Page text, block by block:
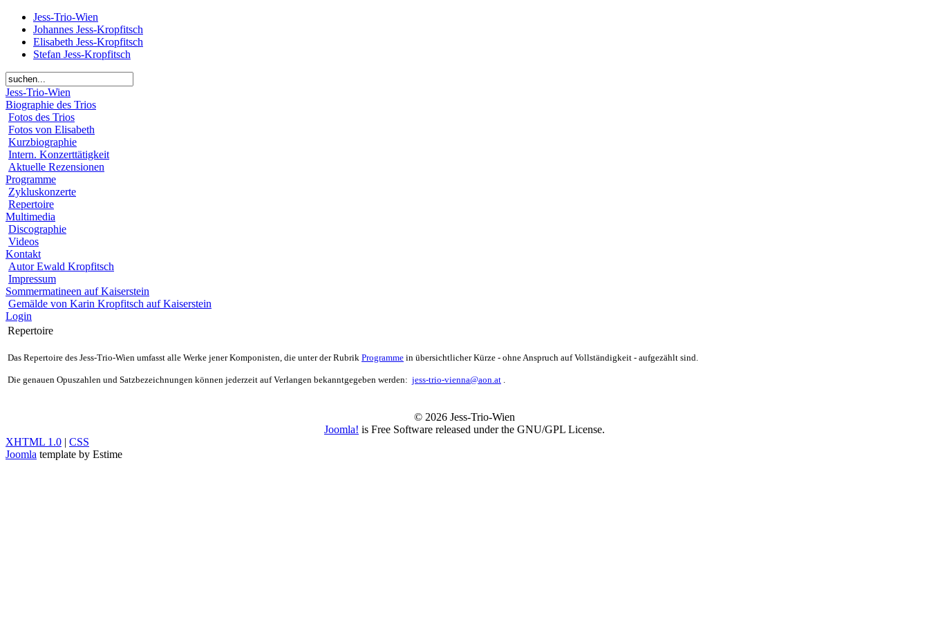
Jess-Trio-Wien
Johannes Jess-Kropfitsch
Elisabeth Jess-Kropfitsch
Stefan Jess-Kropfitsch
Jess-Trio-Wien
Biographie des Trios
Fotos des Trios
Fotos von Elisabeth
Kurzbiographie
Intern. Konzerttätigkeit
Aktuelle Rezensionen
Programme
Zykluskonzerte
Repertoire
Multimedia
Discographie
Videos
Kontakt
Autor Ewald Kropfitsch
Impressum
Sommermatineen auf Kaiserstein
Gemälde von Karin Kropfitsch auf Kaiserstein
Login
Repertoire
Das Repertoire des Jess-Trio-Wien umfasst alle Werke jener Komponisten, die unter der Rubrik Programme in übersichtlicher Kürze - ohne Anspruch auf Vollständigkeit - aufgezählt sind.
Die genauen Opuszahlen und Satzbezeichnungen können jederzeit auf Verlangen bekanntgegeben werden: jess-trio-vienna@aon.at .
© 2026 Jess-Trio-Wien
Joomla! is Free Software released under the GNU/GPL License.
XHTML 1.0 | CSS
Joomla template by Estime